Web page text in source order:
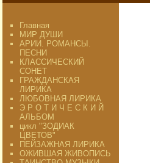
Главная
МИР ДУШИ
АРИИ. РОМАНСЫ.
ПЕСНИ
КЛАССИЧЕСКИЙ
СОНЕТ
ГРАЖДАНСКАЯ
ЛИРИКА
ЛЮБОВНАЯ ЛИРИКА
Э Р О Т И Ч Е С К И Й
АЛЬБОМ
цикл "ЗОДИАК
ЦВЕТОВ"
ПЕЙЗАЖНАЯ ЛИРИКА
ОЖИВШАЯ ЖИВОПИСЬ